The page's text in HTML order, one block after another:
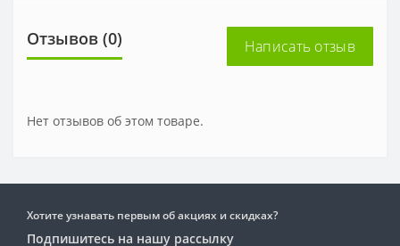
Отзывов (0) Написать отзыв
Нет отзывов об этом товаре.
Хотите узнавать первым об акциях и скидках?
Подпишитесь на нашу рассылку